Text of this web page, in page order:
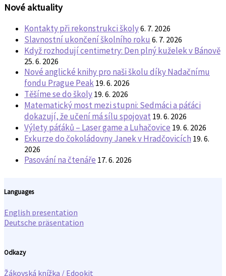
Nové aktuality
Kontakty při rekonstrukci školy6. 7. 2026
Slavnostní ukončení školního roku 6. 7. 2026
Když rozhodují centimetry: Den plný kuželek v Bánově
25. 6. 2026
Nové anglické knihy pro naši školu díky Nadačnímu
fondu Prague Peak 19. 6. 2026
Těšíme se do školy 19. 6. 2026
Matematický most mezi stupni: Sedmáci a páťáci
dokazují, že učení má sílu spojovat 19. 6. 2026
Výlety páťáků – Laser game a Luhačovice 19. 6. 2026
Exkurze do čokoládovny Janek v Hradčovicích 19. 6.
2026
Pasování na čtenáře 17. 6. 2026
Languages
English presentation
Deutsche präsentation
Odkazy
Žákovská knížka / Edookit